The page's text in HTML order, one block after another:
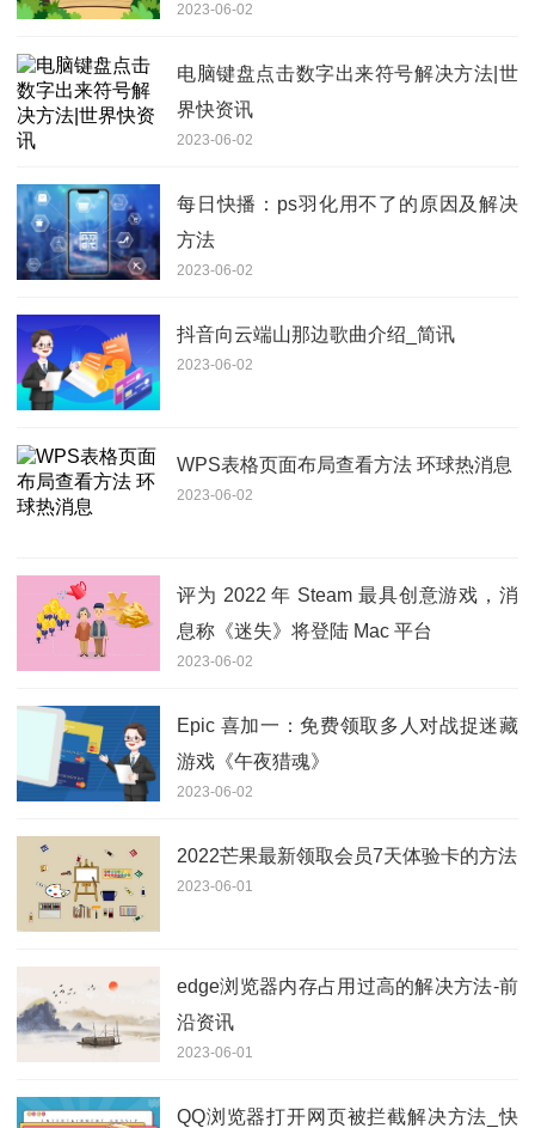
2023-06-02
电脑键盘点击数字出来符号解决方法|世
界快资讯
2023-06-02
每日快播：ps羽化用不了的原因及解决
方法
2023-06-02
抖音向云端山那边歌曲介绍_简讯
2023-06-02
WPS表格页面布局查看方法 环球热消息
2023-06-02
评为 2022 年 Steam 最具创意游戏，消
息称《迷失》将登陆 Mac 平台
2023-06-02
Epic 喜加一：免费领取多人对战捉迷藏
游戏《午夜猎魂》
2023-06-02
2022芒果最新领取会员7天体验卡的方法
2023-06-01
edge浏览器内存占用过高的解决方法-前
沿资讯
2023-06-01
QQ浏览器打开网页被拦截解决方法_快